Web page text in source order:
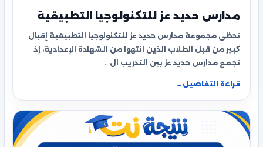
مدارس حديد عز للتكنولوجيا التطبيقية
تحظى مجموعة مدارس حديد عز للتكنولوجيا التطبيقية إقبال
كبير من قبل الطلاب الذين انتهوا من الشهادة الإعدادية، إذ
تجمع مدارس حديد عز بين التدريب ال…
قراءة التفاصيل ←